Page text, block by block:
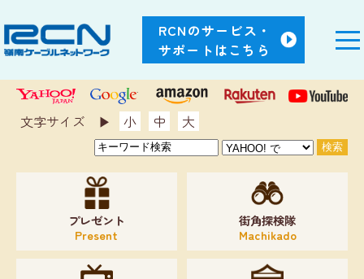
RCNのサービス・
サポートはこちら
文字サイズ ▶︎ 小 中 大
プレゼント
Present
街角探検隊
Machikado